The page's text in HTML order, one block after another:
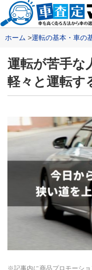
ホーム 運転の基本・車の
運転が苦手な
軽々と運転す
※記事内に商品プロモーショ